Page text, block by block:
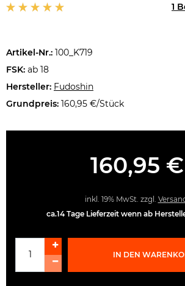
1
Artikel-Nr.: 100_K719
FSK: ab 18
Hersteller: Fudoshin
Grundpreis: 160,95 €/Stück
160,95 €
inkl. 19% MwSt. zzgl.
ca.14 Tage Lieferzeit wenn ab
IN DEN